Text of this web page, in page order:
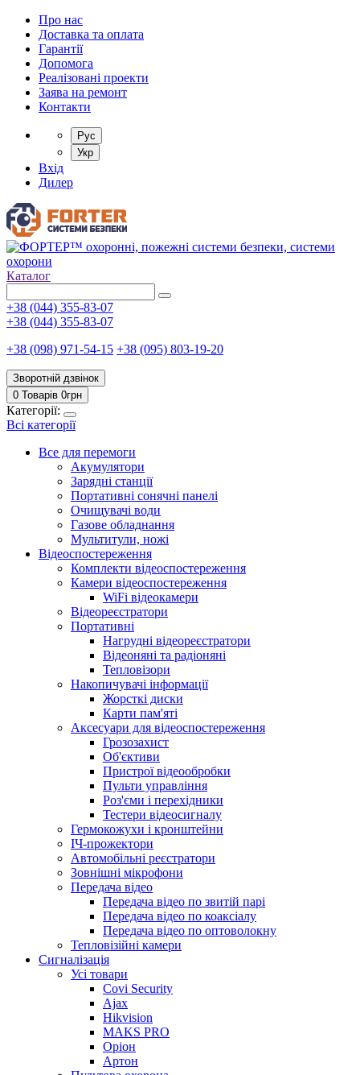
Про нас
Доставка та оплата
Гарантії
Допомога
Реалізовані проекти
Заява на ремонт
Контакти
Рус
Укр
Вхід
Дилер
Каталог
+38 (044) 355-83-07
+38 (044) 355-83-07
+38 (098) 971-54-15 +38 (095) 803-19-20
Зворотній дзвінок
0 Товарів 0грн
Категорії:
Всі категорії
Все для перемоги
Акумулятори
Зарядні станції
Портативні сонячні панелі
Очищувачі води
Газове обладнання
Мультитули, ножі
Відеоспостереження
Комплекти відеоспостереження
Камери відеоспостереження
WiFi відеокамери
Відеореєстратори
Портативні
Нагрудні відеореєстратори
Відеоняні та радіоняні
Тепловізори
Накопичувачі інформації
Жорсткі диски
Карти пам'яті
Аксесуари для відеоспостереження
Грозозахист
Об'єктиви
Пристрої відеообробки
Пульти управління
Роз'єми і перехідники
Тестери відеосигналу
Гермокожухи і кронштейни
ІЧ-прожектори
Автомобільні реєстратори
Зовнішні мікрофони
Передача відео
Передача відео по звитій парі
Передача відео по коаксіалу
Передача відео по оптоволокну
Тепловізійні камери
Cигналізація
Усі товари
Covi Security
Ajax
Hikvision
MAKS PRO
Оріон
Артон